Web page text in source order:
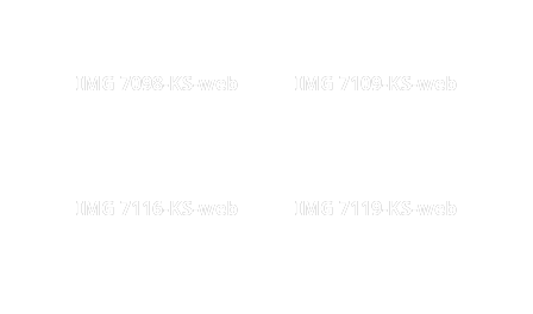
IMG 7098-KS-web IMG 7109-KS-web
IMG 7116-KS-web IMG 7119-KS-web